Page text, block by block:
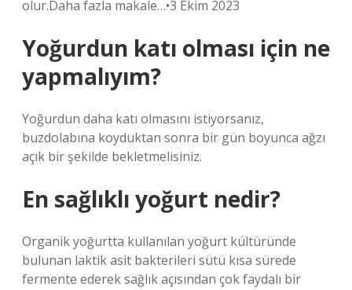
olur.Daha fazla makale…•3 Ekim 2023
Yoğurdun katı olması için ne
yapmalıyım?
Yoğurdun daha katı olmasını istiyorsanız,
buzdolabına koyduktan sonra bir gün boyunca ağzı
açık bir şekilde bekletmelisiniz.
En sağlıklı yoğurt nedir?
Organik yoğurtta kullanılan yoğurt kültüründe
bulunan laktik asit bakterileri sütü kısa sürede
fermente ederek sağlık açısından çok faydalı bir